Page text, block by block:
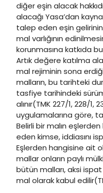
diğer eşin alacak
alacağı Yasa’dan
talep eden eşin
mal varlığının
korunmasına katkıda
Artık değere katılma
mal rejiminin sona
malların, bu tarihteki
tasfiye tarihindeki
alınır(TMK 227/1, 228/1,
uygulamalarına göre,
Belirli bir malın
eden kimse, iddiasını
Eşlerden hangisine ait
mallar onların paylı
bütün malları, aksi
mal olarak kabul